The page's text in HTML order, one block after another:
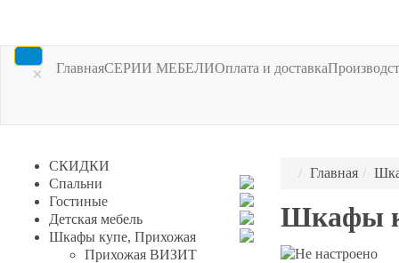
× ГлавнаяСЕРИИ МЕБЕЛИОплата и доставка
Главная
Шкафы
СКИДКИ
Спальни
Гостиные
Детская мебель
Шкафы купе, Прихожая
Прихожая ВИЗИТ